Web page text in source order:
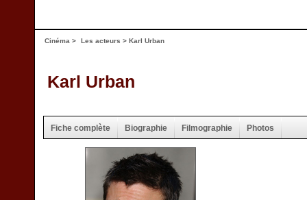
Cinéma > Les acteurs > Karl Urban
Karl Urban
Fiche complète Biographie Filmographie Photos